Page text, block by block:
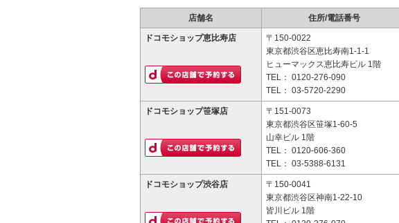
店舗名 住所/電話番号
ドコモショップ恵比寿店
〒150-0022
東京都渋谷区恵比寿南1-1-1
ヒューマックス恵比寿ビル 1階
TEL： 0120-276-090
TEL： 03-5720-2290
ドコモショップ笹塚店
〒151-0073
東京都渋谷区笹塚1-60-5
山幸ビル 1階
TEL： 0120-606-360
TEL： 03-5388-6131
ドコモショップ渋谷店
〒150-0041
東京都渋谷区神南1-22-10
皆川ビル 1階